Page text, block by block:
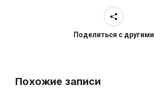
Поделиться с другими
Похожие записи